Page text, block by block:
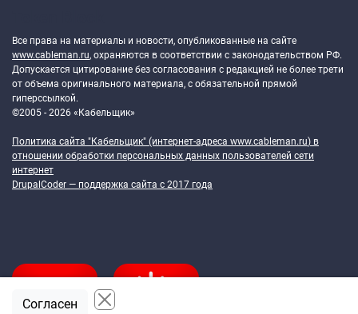
Все права на материалы и новости, опубликованные на сайте
www.cableman.ru, охраняются в соответствии с законодательством РФ.
Допускается цитирование без согласования с редакцией не более трети
от объема оригинального материала, с обязательной прямой
гиперссылкой.
©2005 - 2026 «Кабельщик»
Политика сайта "Кабельщик" (интернет-адреса www.cableman.ru) в
отношении обработки персональных данных пользователей сети
интернет
DrupalCoder — поддержка сайта c 2017 года
Согласен